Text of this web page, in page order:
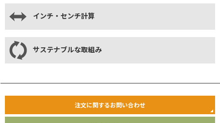
インチ・センチ計算
サステナブルな取組み
注文に関するお問い合わせ